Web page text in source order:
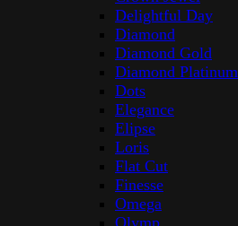
Delightful Day
Diamond
Diamond Gold
Diamond Platinum
Dots
Elegance
Elipse
Loris
Flat Cut
Finesse
Omega
Olymp